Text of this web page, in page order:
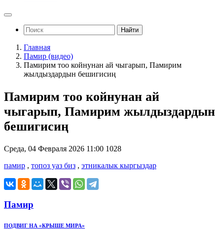
Найти
Главная
Памир (видео)
Памирим тоо койнунан ай чыгарып, Памирим
жылдыздардын бешигисиң
Памирим тоо койнунан ай
чыгарып, Памирим жылдыздардын
бешигисиң
Среда, 04 Февраля 2026 11:00 1028
памир , топоз уаз биз , этникалык кыргыздар
Памир
ПОДВИГ НА «КРЫШЕ МИРА»